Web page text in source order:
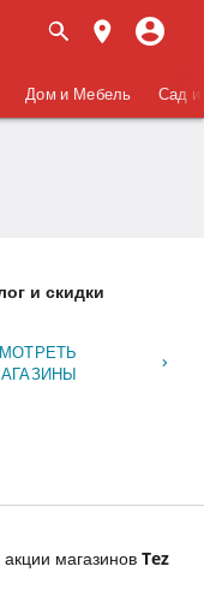
Дом и Мебель Сад и
и скидки
магазинов Tez